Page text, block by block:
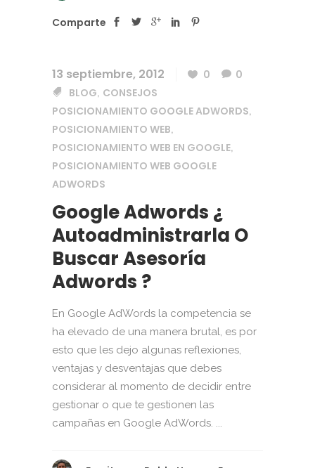
Comparte
13 septiembre, 2012 0
0
BLOG, CONSEJOS
POSICIONAMIENTO GOOGLE ADWORDS,
POSICIONAMIENTO WEB,
POSICIONAMIENTO WEB EN GOOGLE,
POSICIONAMIENTO WEB GOOGLE
ADWORDS
Google Adwords ¿
Autoadministrarla O
Buscar Asesoría
Adwords ?
En Google AdWords la competencia se
ha elevado de una manera brutal, es por
esto que les dejo algunas reflexiones,
ventajas y desventajas que debes
considerar al momento de decidir entre
gestionar o que te gestionen las
campañas en Google AdWords. ...